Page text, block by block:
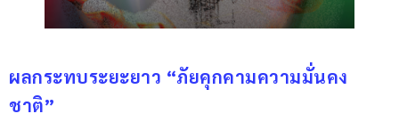
ผลกระทบระยะยาว “ภัยคุกคามความมั่นคง
ชาติ”